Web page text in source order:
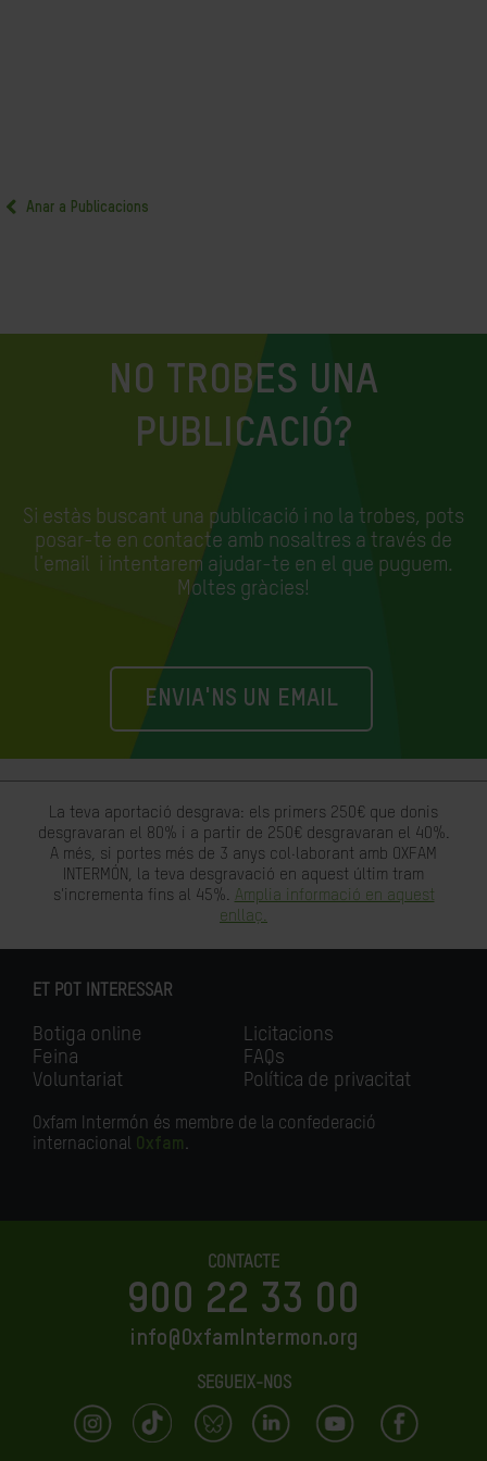
Anar a Publicacions
NO TROBES UNA
PUBLICACIÓ?
Si estàs buscant una publicació i no la trobes, pots
posar-te en contacte amb nosaltres a través de
l'email i intentarem ajudar-te en el que puguem.
Moltes gràcies!
ENVIA'NS UN EMAIL
La teva aportació desgrava: els primers 250€ que donis
desgravaran el 80% i a partir de 250€ desgravaran el 40%.
A més, si portes més de 3 anys col·laborant amb OXFAM
INTERMÓN, la teva desgravació en aquest últim tram
s'incrementa fins al 45%. Amplia informació en aquest
enllaç.
ET POT INTERESSAR
Botiga online
Feina
Voluntariat
Licitacions
FAQs
Política de privacitat
Oxfam Intermón és membre de la confederació
internacional Oxfam.
CONTACTE
900 22 33 00
info@OxfamIntermon.org
SEGUEIX-NOS